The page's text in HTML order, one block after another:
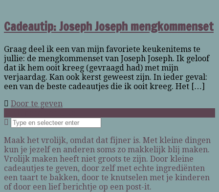
Cadeautip: Joseph Joseph mengkommenset
Graag deel ik een van mijn favoriete keukenitems te
jullie: de mengkommenset van Joseph Joseph. Ik geloof
dat ik hem ooit kreeg (gevraagd had) met mijn
verjaardag. Kan ook kerst geweest zijn. In ieder geval:
een van de beste cadeautjes die ik ooit kreeg. Het […]
Door te geven
Maak het vrolijk, omdat dat fijner is. Met kleine dingen
kun je jezelf en anderen soms zo makkelijk blij maken.
Vrolijk maken heeft niet groots te zijn. Door kleine
cadeautjes te geven, door zelf met echte ingrediënten
een taart te bakken, door te knutselen met je kinderen
of door een lief berichtje op een post-it.